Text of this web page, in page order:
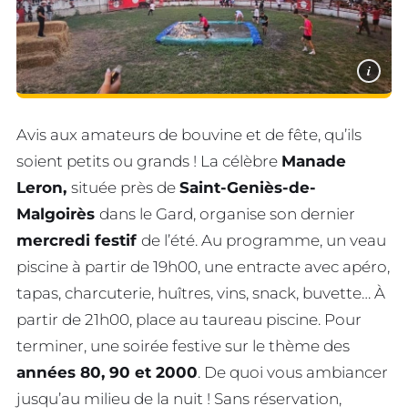
i
Avis aux amateurs de bouvine et de fête, qu’ils
soient petits ou grands ! La célèbre Manade
Leron, située près de Saint-Geniès-de-
Malgoirès dans le Gard, organise son dernier
mercredi festif de l’été. Au programme, un veau
piscine à partir de 19h00, une entracte avec apéro,
tapas, charcuterie, huîtres, vins, snack, buvette… À
partir de 21h00, place au taureau piscine. Pour
terminer, une soirée festive sur le thème des
années 80, 90 et 2000. De quoi vous ambiancer
jusqu’au milieu de la nuit ! Sans réservation,